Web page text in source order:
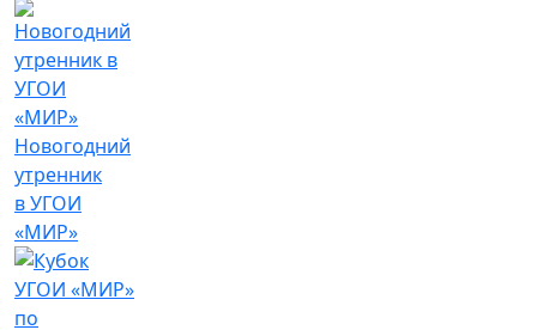
Новогодний
утренник
в УГОИ
«МИР»